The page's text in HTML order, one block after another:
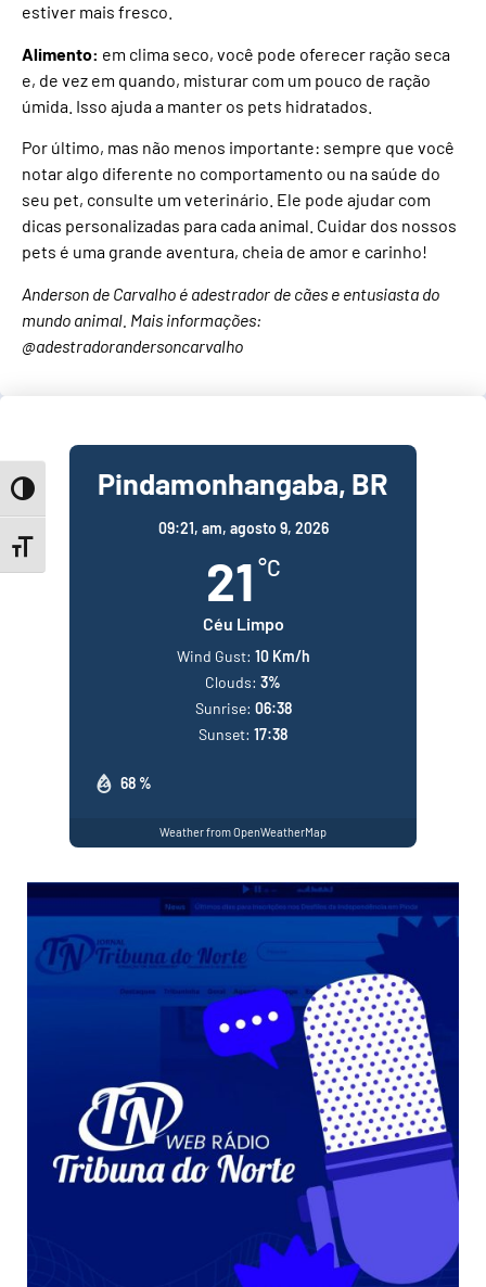
Toggle High Contrast
Toggle Font size
estiver mais fresco.
Alimento: em clima seco, você pode oferecer ração seca
e, de vez em quando, misturar com um pouco de ração
úmida. Isso ajuda a manter os pets hidratados.
Por último, mas não menos importante: sempre que você
notar algo diferente no comportamento ou na saúde do
seu pet, consulte um veterinário. Ele pode ajudar com
dicas personalizadas para cada animal. Cuidar dos nossos
pets é uma grande aventura, cheia de amor e carinho!
Anderson de Carvalho é adestrador de cães e entusiasta do
mundo animal. Mais informações:
@adestradorandersoncarvalho
Pindamonhangaba, BR
09:21, am, agosto 9, 2026
21 °C
Céu Limpo
68 %
Wind Gust: 10 Km/h
Clouds: 3%
Sunrise: 06:38
Sunset: 17:38
Weather from OpenWeatherMap